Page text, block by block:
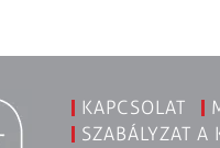
KAPCSOLAT
SZABÁLYZAT A